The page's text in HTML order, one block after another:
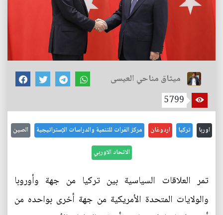
ميثاق مناحي العيسى
5799
اوربا تركيا اردوغان مركز الفرات للتنمية والدراسات الإستراتيجية الصين
الاتحاد الاوربي
تمر العلاقات السياسية بين تركيا من جهة وأوروبا
والولايات المتحدة الأمريكية من جهة أخرى بواحده من